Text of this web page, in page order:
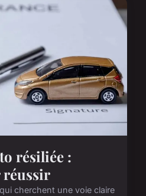
résiliée :
réussir
cherchent une voie claire